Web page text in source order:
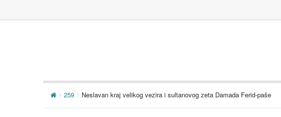
259 Neslavan kraj velikog vezira i sultanovog zeta Damada Ferid-paše